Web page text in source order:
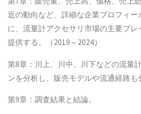
近の動向など、詳細な企業プロフィー
に、流量計アクセサリ市場の主要プ
提供する。（2019～2024）
第8章：川上、川中、川下などの流量
ンを分析し、販売モデルや流通経路も
第9章：調査結果と結論。